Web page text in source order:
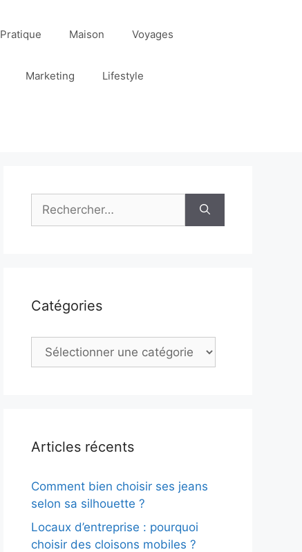
Pratique Maison Voyages
Marketing Lifestyle
Rechercher :
Catégories
Catégories
Articles récents
Comment bien choisir ses jeans
selon sa silhouette ?
Locaux d’entreprise : pourquoi
choisir des cloisons mobiles ?